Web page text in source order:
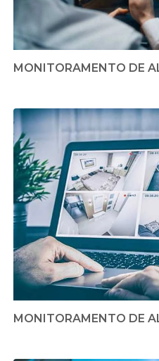
MONITORAMENTO DE
MONITORAMENTO DE